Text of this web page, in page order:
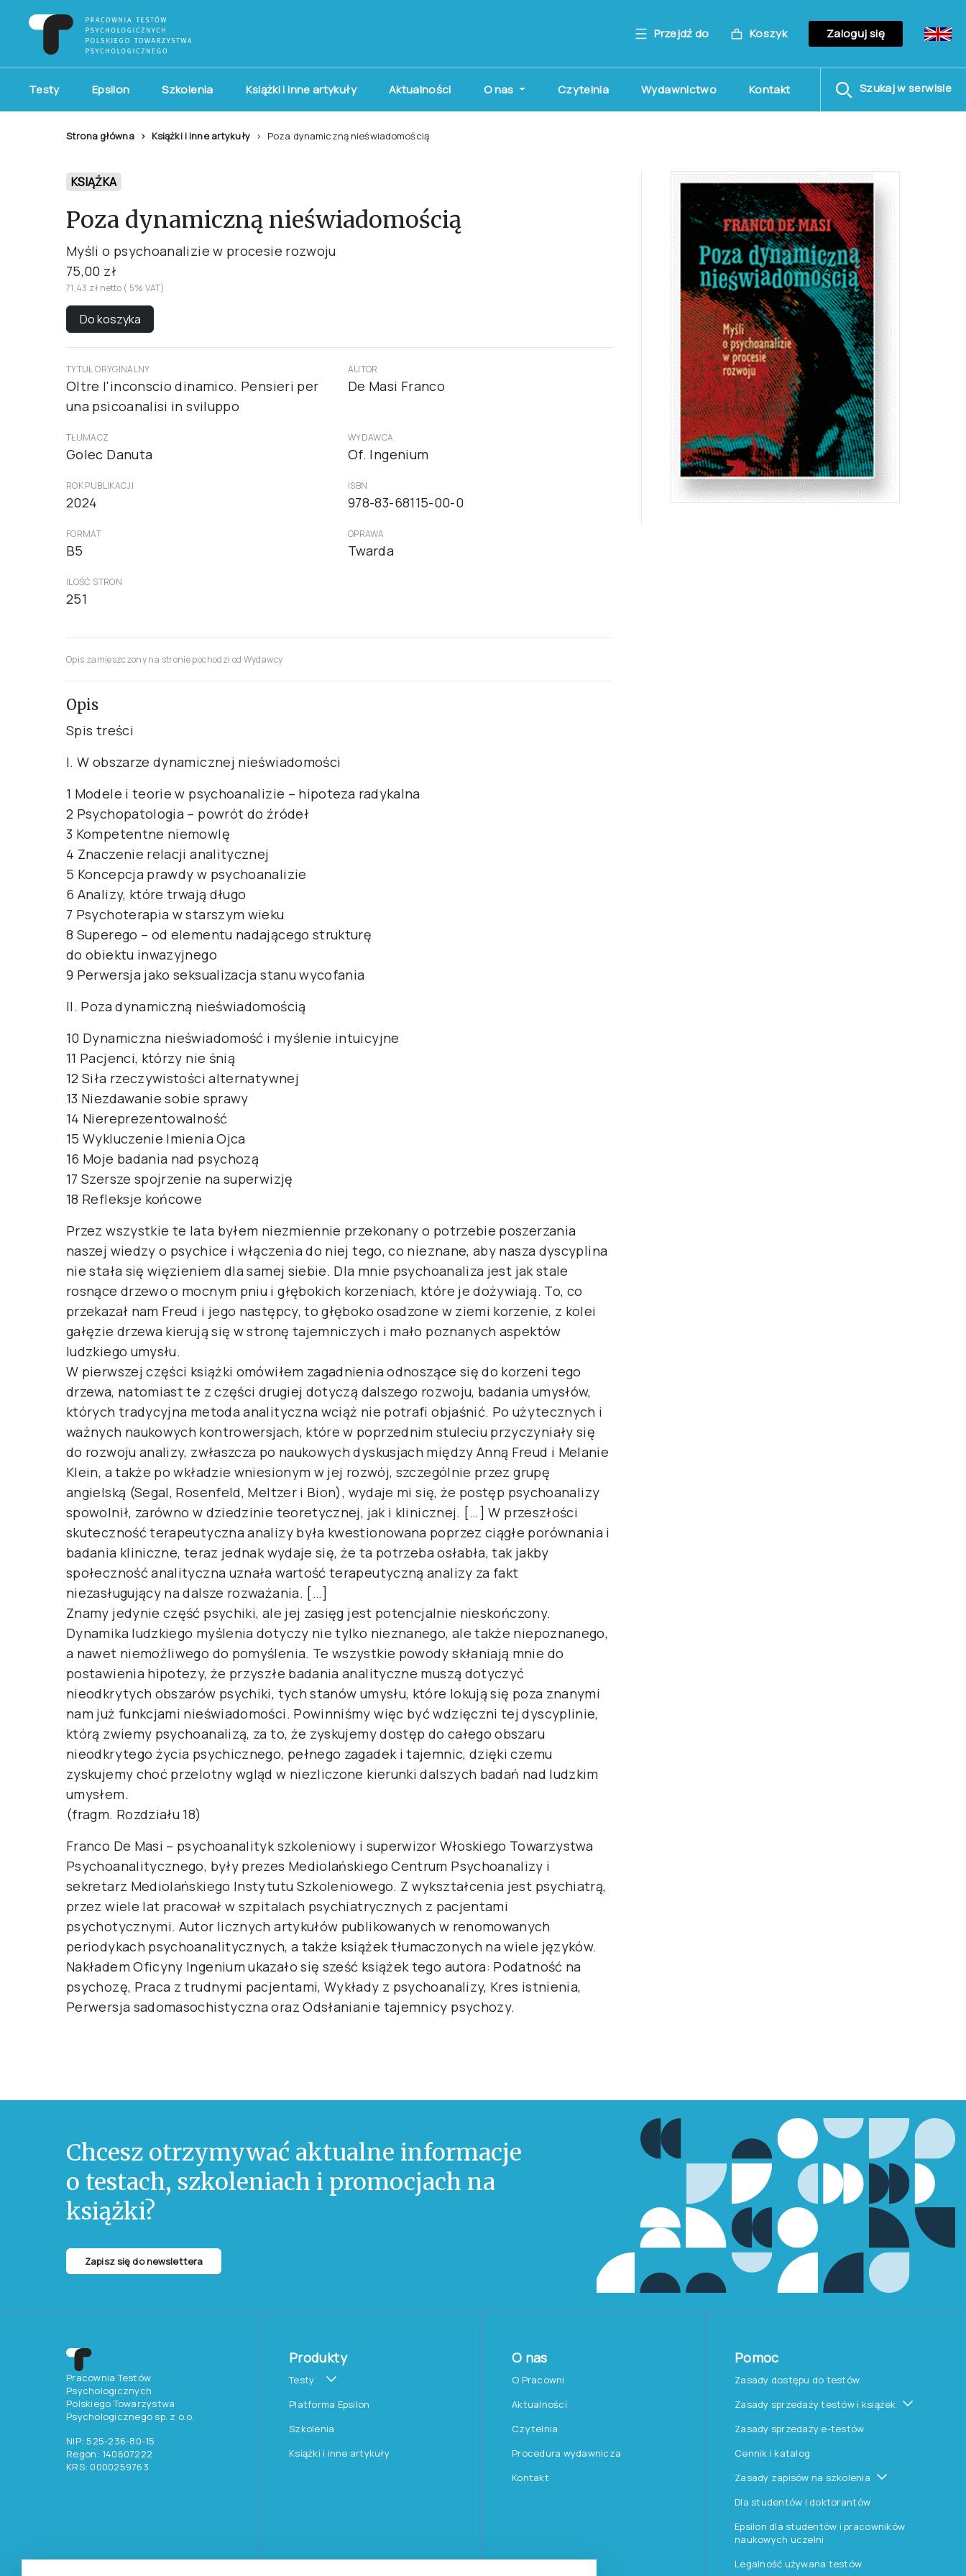
Przejdź do Koszyk Zaloguj się
Testy Epsilon Szkolenia Książki i inne artykuły Aktualności O nas Czytelnia Wydawnictwo Kontakt Szukaj w serwisie
Strona główna Książki i inne artykuły Poza dynamiczną nieświadomością
KSIĄŻKA
Poza dynamiczną nieświadomością
Myśli o psychoanalizie w procesie rozwoju
75,00 zł
71,43 zł netto ( 5% VAT)
Do koszyka
TYTUŁ ORYGINALNY
Oltre l'inconscio dinamico. Pensieri per
una psicoanalisi in sviluppo
AUTOR
De Masi Franco
TŁUMACZ
Golec Danuta
WYDAWCA
Of. Ingenium
ROK PUBLIKACJI
2024
ISBN
978-83-68115-00-0
FORMAT
B5
OPRAWA
Twarda
ILOŚĆ STRON
251
Opis zamieszczony na stronie pochodzi od Wydawcy
Opis
Spis treści
I. W obszarze dynamicznej nieświadomości
1 Modele i teorie w psychoanalizie – hipoteza radykalna
2 Psychopatologia – powrót do źródeł
3 Kompetentne niemowlę
4 Znaczenie relacji analitycznej
5 Koncepcja prawdy w psychoanalizie
6 Analizy, które trwają długo
7 Psychoterapia w starszym wieku
8 Superego – od elementu nadającego strukturę
do obiektu inwazyjnego
9 Perwersja jako seksualizacja stanu wycofania
II. Poza dynamiczną nieświadomością
10 Dynamiczna nieświadomość i myślenie intuicyjne
11 Pacjenci, którzy nie śnią
12 Siła rzeczywistości alternatywnej
13 Niezdawanie sobie sprawy
14 Niereprezentowalność
15 Wykluczenie Imienia Ojca
16 Moje badania nad psychozą
17 Szersze spojrzenie na superwizję
18 Refleksje końcowe
Przez wszystkie te lata byłem niezmiennie przekonany o potrzebie poszerzania
naszej wiedzy o psychice i włączenia do niej tego, co nieznane, aby nasza dyscyplina
nie stała się więzieniem dla samej siebie. Dla mnie psychoanaliza jest jak stale
rosnące drzewo o mocnym pniu i głębokich korzeniach, które je dożywiają. To, co
przekazał nam Freud i jego następcy, to głęboko osadzone w ziemi korzenie, z kolei
gałęzie drzewa kierują się w stronę tajemniczych i mało poznanych aspektów
ludzkiego umysłu.
W pierwszej części książki omówiłem zagadnienia odnoszące się do korzeni tego
drzewa, natomiast te z części drugiej dotyczą dalszego rozwoju, badania umysłów,
których tradycyjna metoda analityczna wciąż nie potrafi objaśnić. Po użytecznych i
ważnych naukowych kontrowersjach, które w poprzednim stuleciu przyczyniały się
do rozwoju analizy, zwłaszcza po naukowych dyskusjach między Anną Freud i Melanie
Klein, a także po wkładzie wniesionym w jej rozwój, szczególnie przez grupę
angielską (Segal, Rosenfeld, Meltzer i Bion), wydaje mi się, że postęp psychoanalizy
spowolnił, zarówno w dziedzinie teoretycznej, jak i klinicznej. […] W przeszłości
skuteczność terapeutyczna analizy była kwestionowana poprzez ciągłe porównania i
badania kliniczne, teraz jednak wydaje się, że ta potrzeba osłabła, tak jakby
społeczność analityczna uznała wartość terapeutyczną analizy za fakt
niezasługujący na dalsze rozważania. […]
Znamy jedynie część psychiki, ale jej zasięg jest potencjalnie nieskończony.
Dynamika ludzkiego myślenia dotyczy nie tylko nieznanego, ale także niepoznanego,
a nawet niemożliwego do pomyślenia. Te wszystkie powody skłaniają mnie do
postawienia hipotezy, że przyszłe badania analityczne muszą dotyczyć
nieodkrytych obszarów psychiki, tych stanów umysłu, które lokują się poza znanymi
nam już funkcjami nieświadomości. Powinniśmy więc być wdzięczni tej dyscyplinie,
którą zwiemy psychoanalizą, za to, że zyskujemy dostęp do całego obszaru
nieodkrytego życia psychicznego, pełnego zagadek i tajemnic, dzięki czemu
zyskujemy choć przelotny wgląd w niezliczone kierunki dalszych badań nad ludzkim
umysłem.
(fragm. Rozdziału 18)
Franco De Masi – psychoanalityk szkoleniowy i superwizor Włoskiego Towarzystwa
Psychoanalitycznego, były prezes Mediolańskiego Centrum Psychoanalizy i
sekretarz Mediolańskiego Instytutu Szkoleniowego. Z wykształcenia jest psychiatrą,
przez wiele lat pracował w szpitalach psychiatrycznych z pacjentami
psychotycznymi. Autor licznych artykułów publikowanych w renomowanych
periodykach psychoanalitycznych, a także książek tłumaczonych na wiele języków.
Nakładem Oficyny Ingenium ukazało się sześć książek tego autora: Podatność na
psychozę, Praca z trudnymi pacjentami, Wykłady z psychoanalizy, Kres istnienia,
Perwersja sadomasochistyczna oraz Odsłanianie tajemnicy psychozy.
Chcesz otrzymywać aktualne informacje
o testach, szkoleniach i promocjach na
książki?
Zapisz się do newslettera
Pracownia Testów
Psychologicznych
Polskiego Towarzystwa
Psychologicznego sp. z o.o.
NIP: 525-236-80-15
Regon: 140607222
KRS: 0000259763
Produkty
Testy
Platforma Epsilon
Szkolenia
Książki i inne artykuły
O nas
O Pracowni
Aktualności
Czytelnia
Procedura wydawnicza
Kontakt
Pomoc
Zasady dostępu do testów
Zasady sprzedaży testów i książek
Zasady sprzedaży e-testów
Cennik i katalog
Zasady zapisów na szkolenia
Dla studentów i doktorantów
Epsilon dla studentów i pracowników
naukowych uczelni
Legalność używana testów